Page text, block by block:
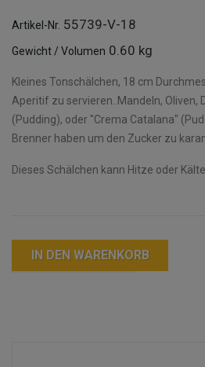
Artikel-Nr. 55739-V-18
Gewicht / Volumen 0.60 kg
Kleines Tonschälchen, 18 cm
Aperitif zu servieren..Mandeln, Oliven,
(Pudding), oder "Crema Catalana"
Brenner haben um den Zucker zu
Dieses Schälchen kann Hitze oder
IN DEN WARENKORB